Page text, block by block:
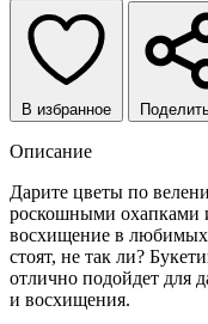
В избранное
Описание
Дарите цветы по
роскошными охапками
восхищение в любимых
стоят, не так ли?
отлично подойдет для
и восхищения.